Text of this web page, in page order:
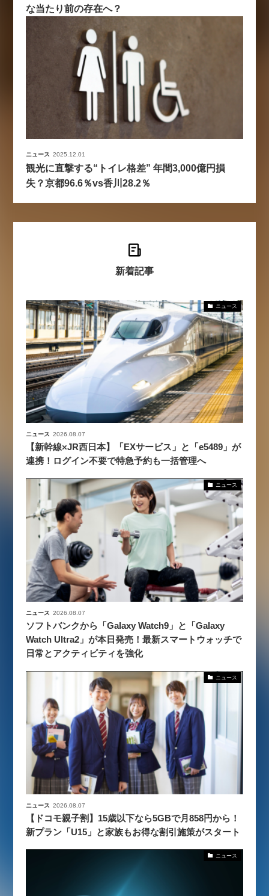
な当たり前の存在へ？
ニュース 2025.12.01
観光に直撃する“トイレ格差” 年間3,000億円損
失？京都96.6％vs香川28.2％
新着記事
ニュース
ニュース 2026.08.07
【新幹線×JR西日本】「EXサービス」と「e5489」が
連携！ログイン不要で特急予約も一括管理へ
ニュース
ニュース 2026.08.07
ソフトバンクから「Galaxy Watch9」と「Galaxy
Watch Ultra2」が本日発売！最新スマートウォッチで
日常とアクティビティを強化
ニュース
ニュース 2026.08.07
【ドコモ親子割】15歳以下なら5GBで月858円から！
新プラン「U15」と家族もお得な割引施策がスタート
ニュース